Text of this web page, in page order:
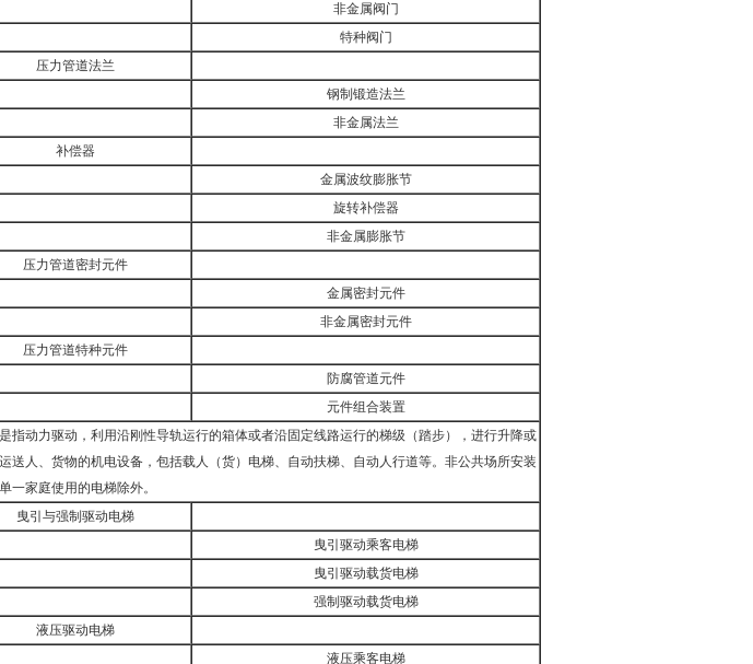
非金属阀门
特种阀门
压力管道法兰
钢制锻造法兰
非金属法兰
补偿器
金属波纹膨胀节
旋转补偿器
非金属膨胀节
压力管道密封元件
金属密封元件
非金属密封元件
压力管道特种元件
防腐管道元件
元件组合装置
指动力驱动，利用沿刚性导轨运行的箱体或者沿固定线路运行的梯级（踏步），进行升降或
送人、货物的机电设备，包括载人（货）电梯、自动扶梯、自动人行道等。非公共场所安装
一家庭使用的电梯除外。
曳引与强制驱动电梯
曳引驱动乘客电梯
曳引驱动载货电梯
强制驱动载货电梯
液压驱动电梯
液压乘客电梯